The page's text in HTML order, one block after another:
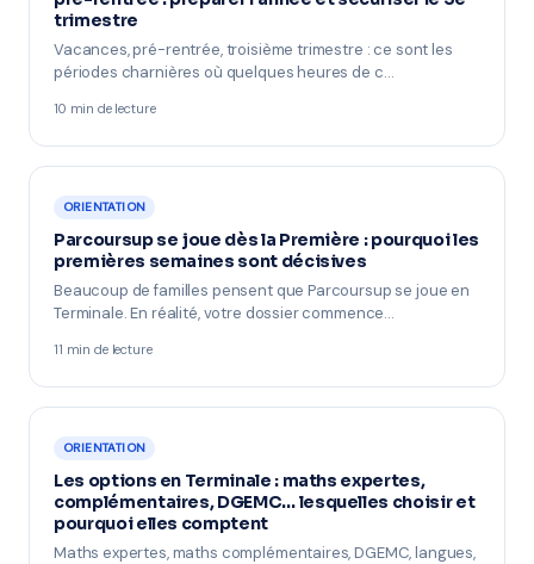
trimestre
Vacances, pré-rentrée, troisième trimestre : ce sont les
périodes charnières où quelques heures de c…
10 min de lecture
ORIENTATION
Parcoursup se joue dès la Première : pourquoi les
premières semaines sont décisives
Beaucoup de familles pensent que Parcoursup se joue en
Terminale. En réalité, votre dossier commence…
11 min de lecture
ORIENTATION
Les options en Terminale : maths expertes,
complémentaires, DGEMC… lesquelles choisir et
pourquoi elles comptent
Maths expertes, maths complémentaires, DGEMC, langues,